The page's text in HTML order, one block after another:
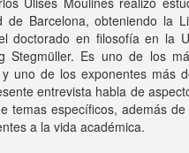
Barcelona, obteniendo la
doctorado en filosofía en la
Stegmüller. Es uno de los
uno de los exponentes más
entrevista habla de
temas específicos, además
a la vida académica.